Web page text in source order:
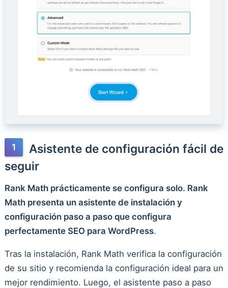
Asistente de configuración fácil de
seguir
Rank Math prácticamente se configura solo. Rank
Math presenta un asistente de instalación y
configuración paso a paso que configura
perfectamente SEO para WordPress.
Tras la instalación, Rank Math verifica la configuración
de su sitio y recomienda la configuración ideal para un
mejor rendimiento. Luego, el asistente paso a paso